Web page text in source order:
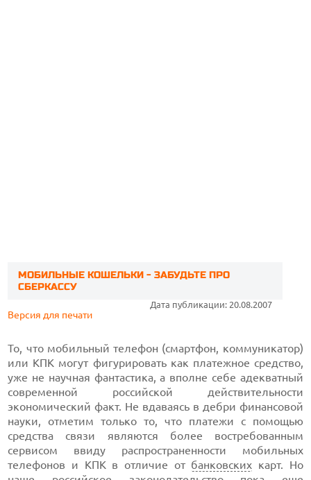
МОБИЛЬНЫЕ КОШЕЛЬКИ - ЗАБУДЬТЕ ПРО
СБЕРКАССУ
Дата публикации: 20.08.2007
Версия для печати
То, что мобильный телефон (смартфон, коммуникатор)
или КПК могут фигурировать как платежное средство,
уже не научная фантастика, а вполне себе адекватный
современной российской действительности
экономический факт. Не вдаваясь в дебри финансовой
науки, отметим только то, что платежи с помощью
средства связи являются более востребованным
сервисом ввиду распространенности мобильных
телефонов и КПК в отличие от банковских карт. Но